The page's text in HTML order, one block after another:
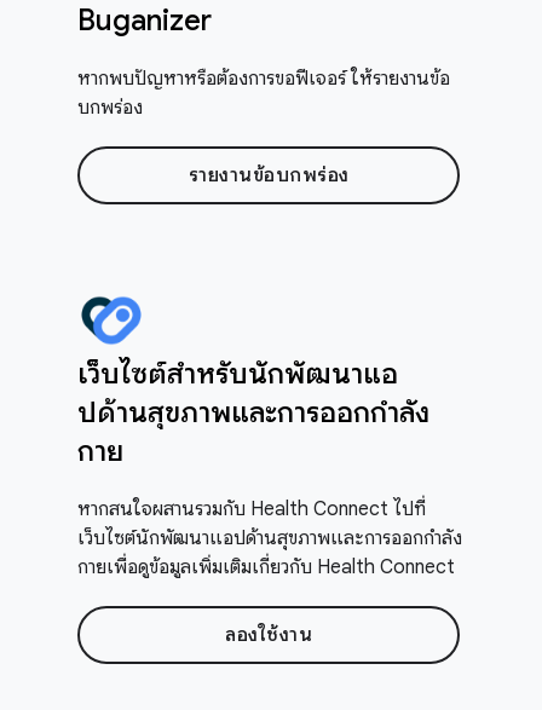
Buganizer
หากพบปัญหาหรือต้องการขอฟีเจอร์ ให้รายงานข้อ
บกพร่อง
รายงานข้อบกพร่อง
เว็บไซต์สำหรับนักพัฒนาแอ
ปด้านสุขภาพและการออกกำลัง
กาย
หากสนใจผสานรวมกับ Health Connect ไปที่
เว็บไซต์นักพัฒนาแอปด้านสุขภาพและการออกกำลัง
กายเพื่อดูข้อมูลเพิ่มเติมเกี่ยวกับ Health Connect
ลองใช้งาน